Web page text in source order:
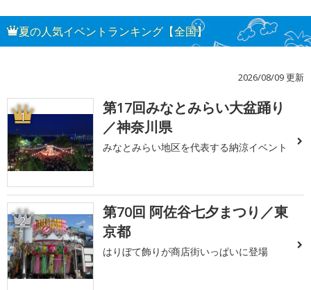
夏の人気イベントランキング【全国】
2026/08/09 更新
1
第17回みなとみらい大盆踊り
／神奈川県
みなとみらい地区を代表する納涼イベント
2
第70回 阿佐谷七夕まつり／東
京都
はりぼて飾りが商店街いっぱいに登場